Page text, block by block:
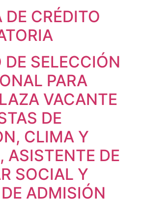
CRÉDITO
DE SELECCIÓN
PARA
VACANTE
DE
CLIMA Y
ASISTENTE DE
SOCIAL Y
ADMISIÓN